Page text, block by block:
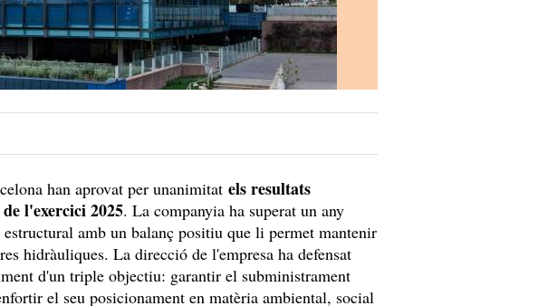
han aprovat per unanimitat els resultats
l'exercici 2025. La companyia ha superat un any
amb un balanç positiu que li permet mantenir
hidràuliques. La direcció de l'empresa ha defensat
d'un triple objectiu: garantir el subministrament
el seu posicionament en matèria ambiental, social